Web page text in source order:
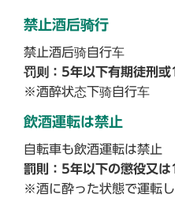
禁止酒后骑行
禁止酒后骑自行车
罚则：5年以下有期徒刑
※酒醉状态下骑自行车
飲酒運転は禁止
自転車も飲酒運転は禁止
罰則：5年以下の懲役又
※酒に酔った状態で運転